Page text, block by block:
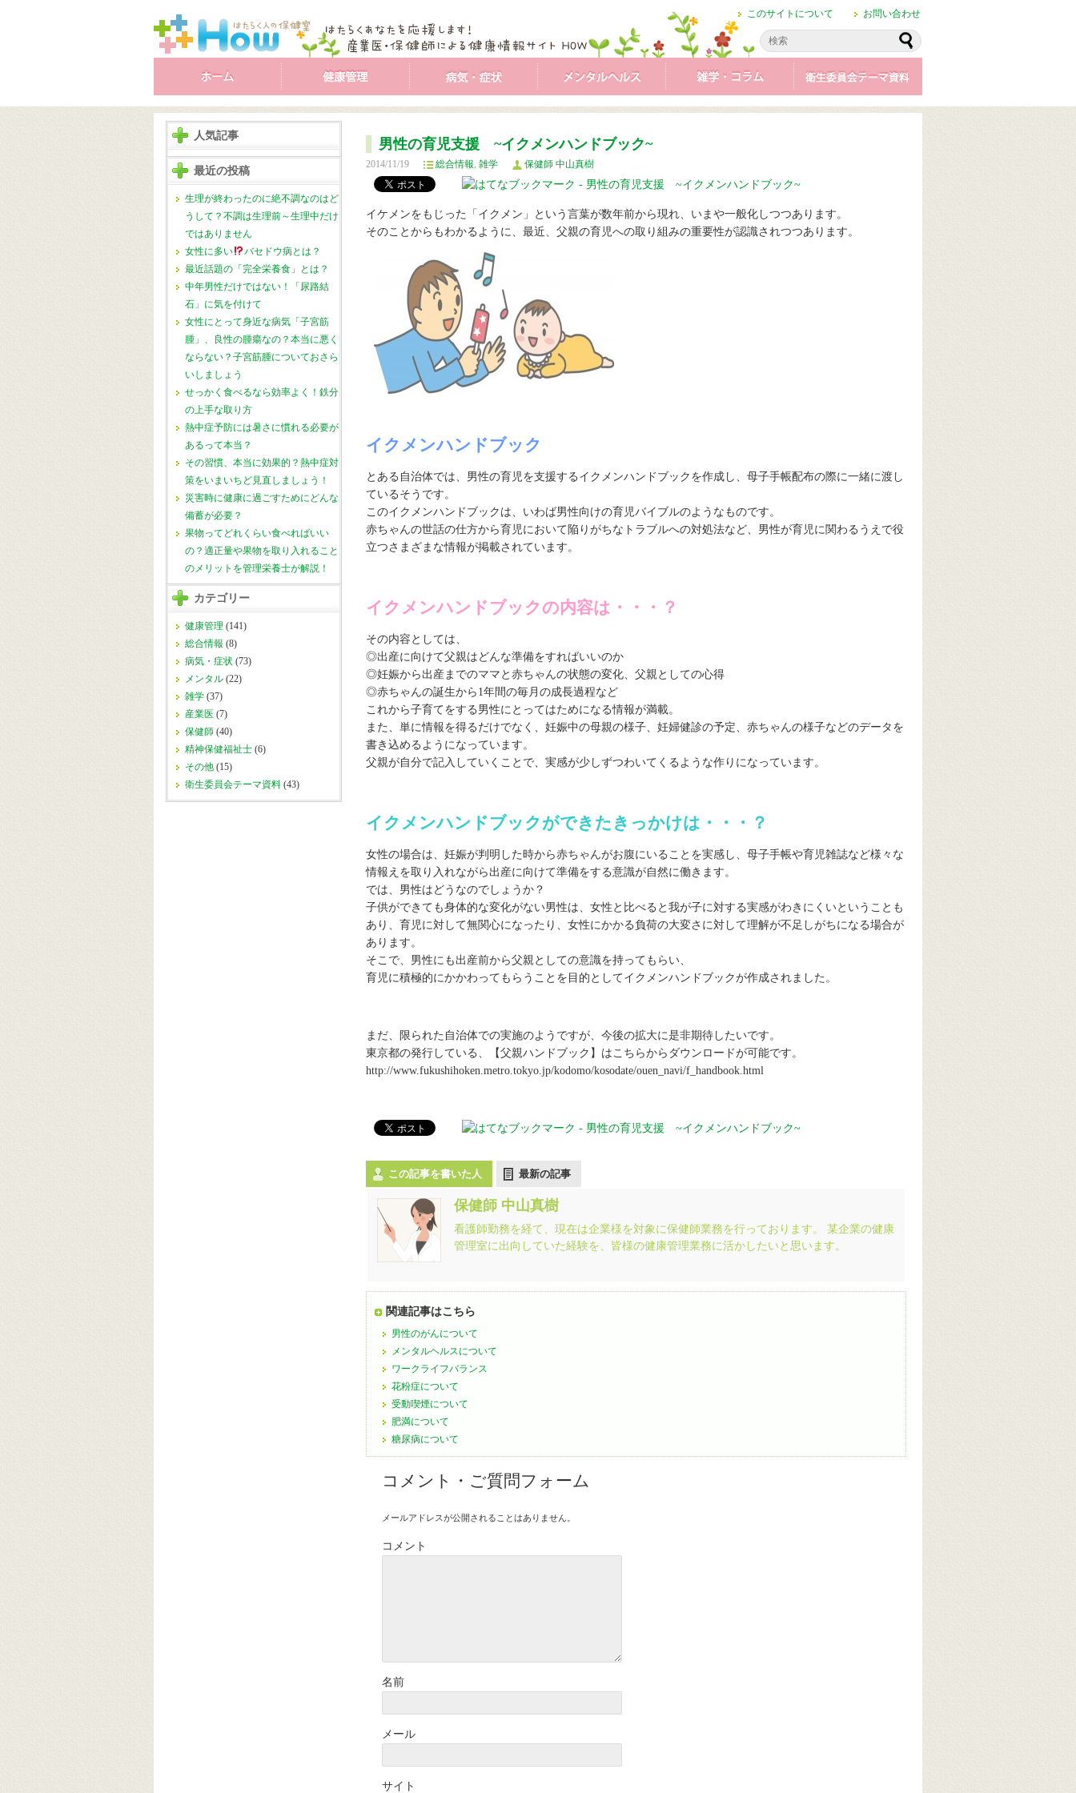
お問い合わせ
このサイトについて
人気記事
最近の投稿
生理が終わったのに絶不調なのはど
うして？不調は生理前～生理中だけ
ではありません
女性に多い
バセドウ病とは？
最近話題の「完全栄養食」とは？
中年男性だけではない！「尿路結
石」に気を付けて
女性にとって身近な病気「子宮筋
腫」、良性の腫瘍なの？本当に悪く
ならない？子宮筋腫についておさら
いしましょう
せっかく食べるなら効率よく！鉄分
の上手な取り方
熱中症予防には暑さに慣れる必要が
あるって本当？
その習慣、本当に効果的？熱中症対
策をいまいちど見直しましょう！
災害時に健康に過ごすためにどんな
備蓄が必要？
果物ってどれくらい食べればいい
の？適正量や果物を取り入れること
のメリットを管理栄養士が解説！
カテゴリー
健康管理 (141)
総合情報 (8)
病気・症状 (73)
メンタル (22)
雑学 (37)
産業医 (7)
保健師 (40)
精神保健福祉士 (6)
その他 (15)
衛生委員会テーマ資料 (43)
男性の育児支援 ~イクメンハンドブック~
2014/11/19 総合情報, 雑学 保健師 中山真樹
イケメンをもじった「イクメン」という言葉が数年前から現れ、いまや一般化しつつあります。
そのことからもわかるように、最近、父親の育児への取り組みの重要性が認識されつつあります。
イクメンハンドブック
とある自治体では、男性の育児を支援するイクメンハンドブックを作成し、母子手帳配布の際に一緒に渡し
ているそうです。
このイクメンハンドブックは、いわば男性向けの育児バイブルのようなものです。
赤ちゃんの世話の仕方から育児において陥りがちなトラブルへの対処法など、男性が育児に関わるうえで役
立つさまざまな情報が掲載されています。
イクメンハンドブックの内容は・・・？
その内容としては、
◎出産に向けて父親はどんな準備をすればいいのか
◎妊娠から出産までのママと赤ちゃんの状態の変化、父親としての心得
◎赤ちゃんの誕生から1年間の毎月の成長過程など
これから子育てをする男性にとってはためになる情報が満載。
また、単に情報を得るだけでなく、妊娠中の母親の様子、妊婦健診の予定、赤ちゃんの様子などのデータを
書き込めるようになっています。
父親が自分で記入していくことで、実感が少しずつわいてくるような作りになっています。
イクメンハンドブックができたきっかけは・・・？
女性の場合は、妊娠が判明した時から赤ちゃんがお腹にいることを実感し、母子手帳や育児雑誌など様々な
情報えを取り入れながら出産に向けて準備をする意識が自然に働きます。
では、男性はどうなのでしょうか？
子供ができても身体的な変化がない男性は、女性と比べると我が子に対する実感がわきにくいということも
あり、育児に対して無関心になったり、女性にかかる負荷の大変さに対して理解が不足しがちになる場合が
あります。
そこで、男性にも出産前から父親としての意識を持ってもらい、
育児に積極的にかかわってもらうことを目的としてイクメンハンドブックが作成されました。
まだ、限られた自治体での実施のようですが、今後の拡大に是非期待したいです。
東京都の発行している、【父親ハンドブック】はこちらからダウンロードが可能です。
http://www.fukushihoken.metro.tokyo.jp/kodomo/kosodate/ouen_navi/f_handbook.html
この記事を書いた人 最新の記事
保健師 中山真樹
看護師勤務を経て、現在は企業様を対象に保健師業務を行っております。 某企業の健康
管理室に出向していた経験を、皆様の健康管理業務に活かしたいと思います。
関連記事はこちら
男性のがんについて
メンタルヘルスについて
ワークライフバランス
花粉症について
受動喫煙について
肥満について
糖尿病について
コメント・ご質問フォーム
メールアドレスが公開されることはありません。
コメント
名前
メール
サイト